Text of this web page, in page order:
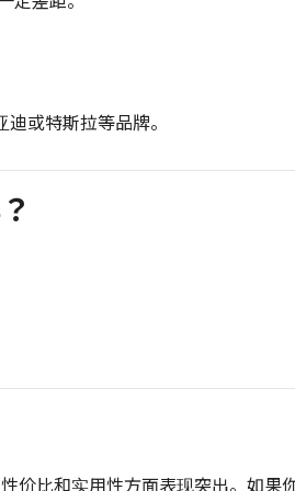
或特斯拉等品牌。
价比和实用性方面表现突出。如果